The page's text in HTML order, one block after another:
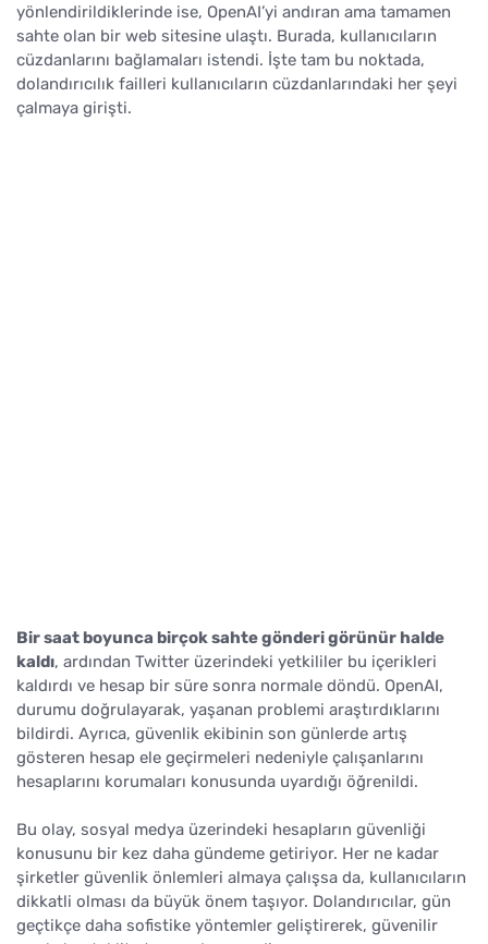
yönlendirildiklerinde ise, OpenAI’yi andıran ama tamamen
sahte olan bir web sitesine ulaştı. Burada, kullanıcıların
cüzdanlarını bağlamaları istendi. İşte tam bu noktada,
dolandırıcılık failleri kullanıcıların cüzdanlarındaki her şeyi
çalmaya girişti.
Bir saat boyunca birçok sahte gönderi görünür halde
kaldı, ardından Twitter üzerindeki yetkililer bu içerikleri
kaldırdı ve hesap bir süre sonra normale döndü. OpenAI,
durumu doğrulayarak, yaşanan problemi araştırdıklarını
bildirdi. Ayrıca, güvenlik ekibinin son günlerde artış
gösteren hesap ele geçirmeleri nedeniyle çalışanlarını
hesaplarını korumaları konusunda uyardığı öğrenildi.
Bu olay, sosyal medya üzerindeki hesapların güvenliği
konusunu bir kez daha gündeme getiriyor. Her ne kadar
şirketler güvenlik önlemleri almaya çalışsa da, kullanıcıların
dikkatli olması da büyük önem taşıyor. Dolandırıcılar, gün
geçtikçe daha sofistike yöntemler geliştirerek, güvenilir